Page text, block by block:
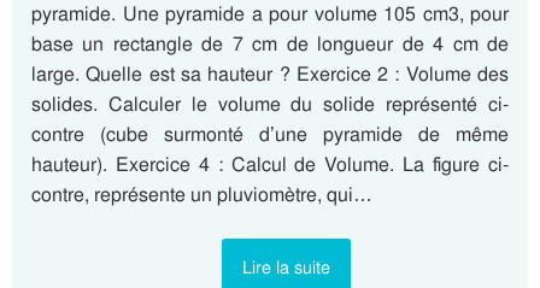
pyramide. Une pyramide a pour volume 105 cm3, pour
base un rectangle de 7 cm de longueur de 4 cm de
large. Quelle est sa hauteur ? Exercice 2 : Volume des
solides. Calculer le volume du solide représenté ci-
contre (cube surmonté d’une pyramide de même
hauteur). Exercice 4 : Calcul de Volume. La figure ci-
contre, représente un pluviomètre, qui…
Lire la suite